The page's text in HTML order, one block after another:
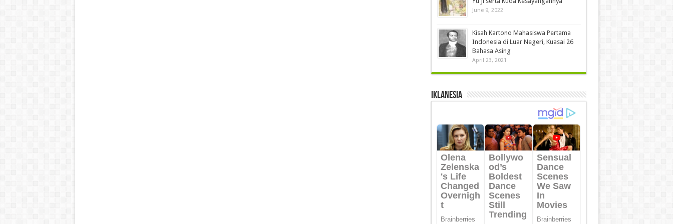
June 9, 2022
Kisah Kartono Mahasiswa Pertama
Indonesia di Luar Negeri, Kuasai 26
Bahasa Asing
April 23, 2021
IKLANESIA